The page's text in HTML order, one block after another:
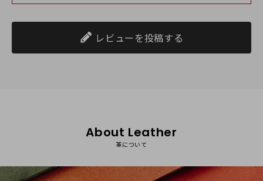
のご利用を心よりお待ちしております。ご注文いただきまして
誠にありがとうございました！今後ともどうぞよろしくお願い
にと注文をしました。色合いも気に入りシンプルでも凝っ
レビューを投稿する
About Leather
革について